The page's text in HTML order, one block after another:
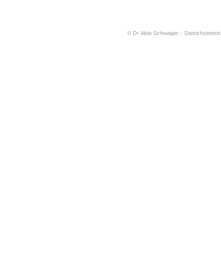
© Dr. Alois Schwaiger ::